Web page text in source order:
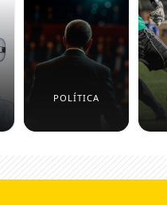
POLÍTICA